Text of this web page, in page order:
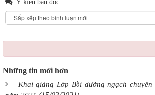
Ý kiến bạn đọc
Những tin mới hơn
Khai giảng Lớp Bồi dưỡng ngạch